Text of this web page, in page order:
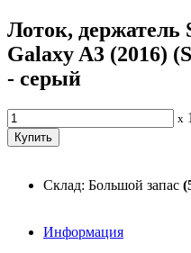
Лоток, держатель
Galaxy A3 (2016)
- серый
x
Склад: Большой запас
Информация